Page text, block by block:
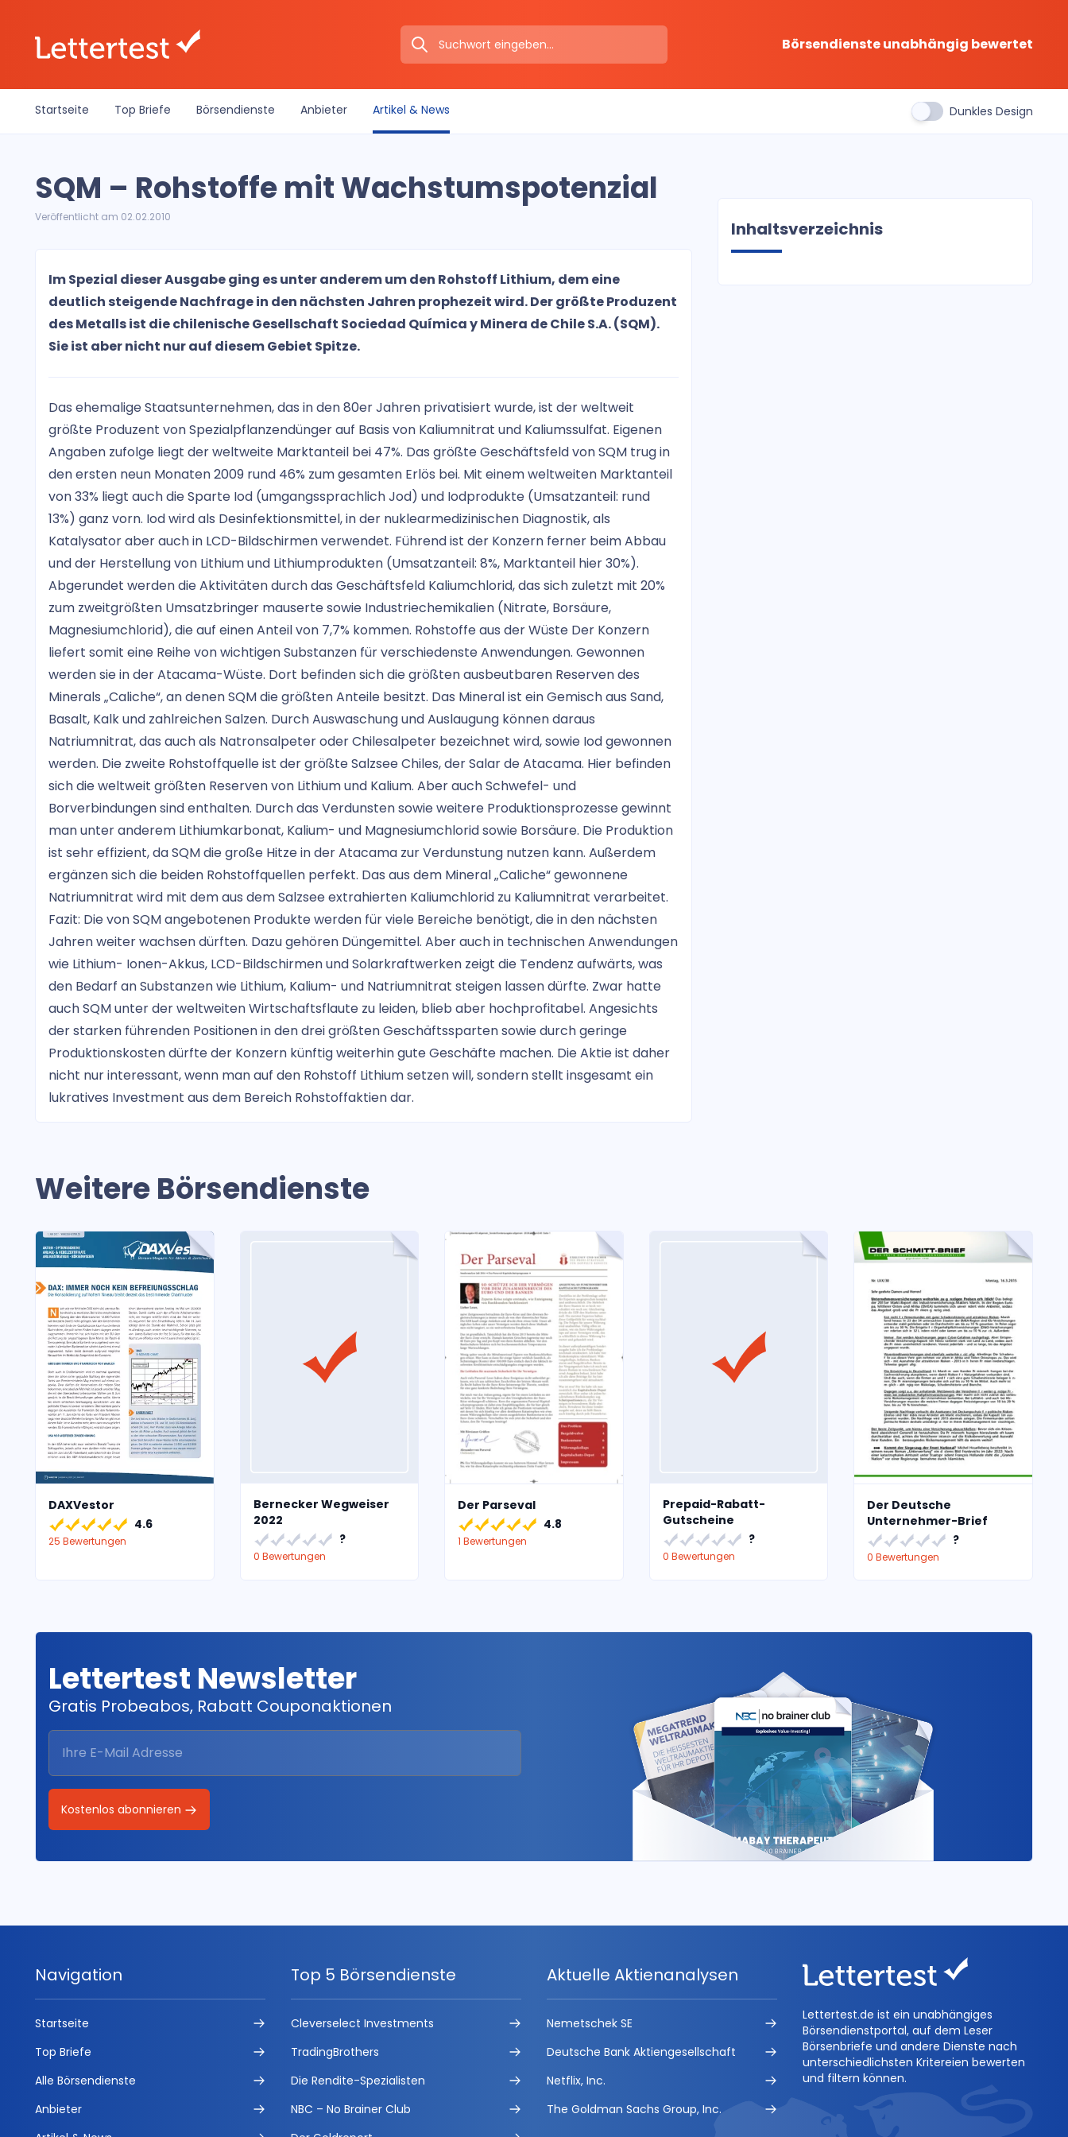
Börsendienste unabhängig bewertet
Startseite Top Briefe Börsendienste Anbieter Artikel & News Dunkles Design
SQM – Rohstoffe mit Wachstumspotenzial
Veröffentlicht am 02.02.2010
Im Spezial dieser Ausgabe ging es unter anderem um den Rohstoff Lithium, dem eine
deutlich steigende Nachfrage in den nächsten Jahren prophezeit wird. Der größte Produzent
des Metalls ist die chilenische Gesellschaft Sociedad Química y Minera de Chile S.A. (SQM).
Sie ist aber nicht nur auf diesem Gebiet Spitze.
Das ehemalige Staatsunternehmen, das in den 80er Jahren privatisiert wurde, ist der weltweit
größte Produzent von Spezialpflanzendünger auf Basis von Kaliumnitrat und Kaliumssulfat. Eigenen
Angaben zufolge liegt der weltweite Marktanteil bei 47%. Das größte Geschäftsfeld von SQM trug in
den ersten neun Monaten 2009 rund 46% zum gesamten Erlös bei. Mit einem weltweiten Marktanteil
von 33% liegt auch die Sparte Iod (umgangssprachlich Jod) und Iodprodukte (Umsatzanteil: rund
13%) ganz vorn. Iod wird als Desinfektionsmittel, in der nuklearmedizinischen Diagnostik, als
Katalysator aber auch in LCD-Bildschirmen verwendet. Führend ist der Konzern ferner beim Abbau
und der Herstellung von Lithium und Lithiumprodukten (Umsatzanteil: 8%, Marktanteil hier 30%).
Abgerundet werden die Aktivitäten durch das Geschäftsfeld Kaliumchlorid, das sich zuletzt mit 20%
zum zweitgrößten Umsatzbringer mauserte sowie Industriechemikalien (Nitrate, Borsäure,
Magnesiumchlorid), die auf einen Anteil von 7,7% kommen. Rohstoffe aus der Wüste Der Konzern
liefert somit eine Reihe von wichtigen Substanzen für verschiedenste Anwendungen. Gewonnen
werden sie in der Atacama-Wüste. Dort befinden sich die größten ausbeutbaren Reserven des
Minerals „Caliche“, an denen SQM die größten Anteile besitzt. Das Mineral ist ein Gemisch aus Sand,
Basalt, Kalk und zahlreichen Salzen. Durch Auswaschung und Auslaugung können daraus
Natriumnitrat, das auch als Natronsalpeter oder Chilesalpeter bezeichnet wird, sowie Iod gewonnen
werden. Die zweite Rohstoffquelle ist der größte Salzsee Chiles, der Salar de Atacama. Hier befinden
sich die weltweit größten Reserven von Lithium und Kalium. Aber auch Schwefel- und
Borverbindungen sind enthalten. Durch das Verdunsten sowie weitere Produktionsprozesse gewinnt
man unter anderem Lithiumkarbonat, Kalium- und Magnesiumchlorid sowie Borsäure. Die Produktion
ist sehr effizient, da SQM die große Hitze in der Atacama zur Verdunstung nutzen kann. Außerdem
ergänzen sich die beiden Rohstoffquellen perfekt. Das aus dem Mineral „Caliche“ gewonnene
Natriumnitrat wird mit dem aus dem Salzsee extrahierten Kaliumchlorid zu Kaliumnitrat verarbeitet.
Fazit: Die von SQM angebotenen Produkte werden für viele Bereiche benötigt, die in den nächsten
Jahren weiter wachsen dürften. Dazu gehören Düngemittel. Aber auch in technischen Anwendungen
wie Lithium- Ionen-Akkus, LCD-Bildschirmen und Solarkraftwerken zeigt die Tendenz aufwärts, was
den Bedarf an Substanzen wie Lithium, Kalium- und Natriumnitrat steigen lassen dürfte. Zwar hatte
auch SQM unter der weltweiten Wirtschaftsflaute zu leiden, blieb aber hochprofitabel. Angesichts
der starken führenden Positionen in den drei größten Geschäftssparten sowie durch geringe
Produktionskosten dürfte der Konzern künftig weiterhin gute Geschäfte machen. Die Aktie ist daher
nicht nur interessant, wenn man auf den Rohstoff Lithium setzen will, sondern stellt insgesamt ein
lukratives Investment aus dem Bereich Rohstoffaktien dar.
Inhaltsverzeichnis
Weitere Börsendienste
DAXVestor
4.6
25 Bewertungen
Bernecker Wegweiser
2022
?
0 Bewertungen
Der Parseval
4.8
1 Bewertungen
Prepaid-Rabatt-
Gutscheine
?
0 Bewertungen
Der Deutsche
Unternehmer-Brief
?
0 Bewertungen
Lettertest Newsletter
Gratis Probeabos, Rabatt Couponaktionen
Kostenlos abonnieren
Navigation
Startseite
Top Briefe
Alle Börsendienste
Anbieter
Top 5 Börsendienste
Cleverselect Investments
TradingBrothers
Die Rendite-Spezialisten
NBC – No Brainer Club
Aktuelle Aktienanalysen
Nemetschek SE
Deutsche Bank Aktiengesellschaft
Netflix, Inc.
The Goldman Sachs Group, Inc.
Lettertest.de ist ein unabhängiges
Börsendienstportal, auf dem Leser
Börsenbriefe und andere Dienste nach
unterschiedlichsten Kritereien bewerten
und filtern können.